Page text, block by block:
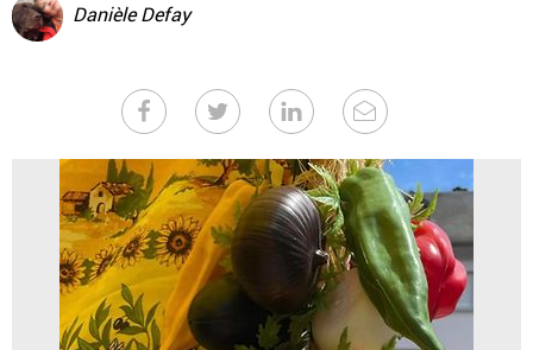
Danièle Defay